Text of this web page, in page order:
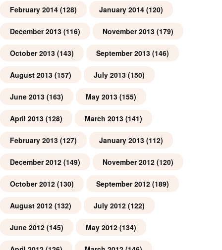
February 2014 (128) January 2014 (120)
December 2013 (116) November 2013 (179)
October 2013 (143) September 2013 (146)
August 2013 (157) July 2013 (150)
June 2013 (163) May 2013 (155)
April 2013 (128) March 2013 (141)
February 2013 (127) January 2013 (112)
December 2012 (149) November 2012 (120)
October 2012 (130) September 2012 (189)
August 2012 (132) July 2012 (122)
June 2012 (145) May 2012 (134)